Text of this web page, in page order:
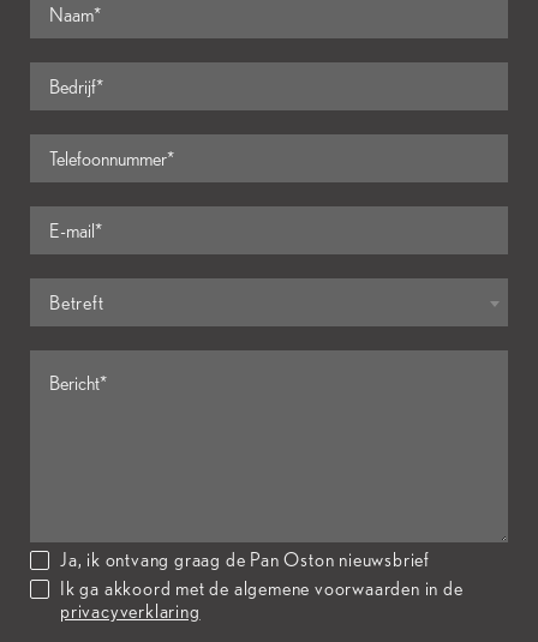
Betreft
Ja, ik ontvang graag de Pan Oston nieuwsbrief
Ik ga akkoord met de algemene voorwaarden in de
privacyverklaring